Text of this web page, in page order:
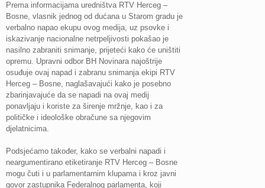
Prema informacijama uredništva RTV Herceg –
Bosne, vlasnik jednog od dućana u Starom gradu je
verbalno napao ekupu ovog medija, uz psovke i
iskazivanje nacionalne netrpeljivosti pokašao je
nasilno zabraniti snimanje, prijeteći kako će uništiti
opremu. Upravni odbor BH Novinara najoštrije
osuđuje ovaj napad i zabranu snimanja ekipi RTV
Herceg – Bosne, naglašavajući kako je posebno
zbarinjavajuće da se napadi na ovaj medij
ponavljaju i koriste za širenje mržnje, kao i za
političke i ideološke obračune sa njegovim
djelatnicima.
Podsjećamo također, kako se verbalni napadi i
neargumentirano etiketiranje RTV Herceg – Bosne
mogu čuti i u parlamentarnim klupama i kroz javni
govor zastupnika Federalnog parlamenta, koji